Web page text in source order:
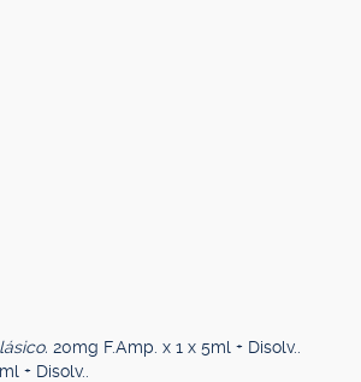
20mg F.Amp. x 1 x 5ml + Disolv..
+ Disolv..